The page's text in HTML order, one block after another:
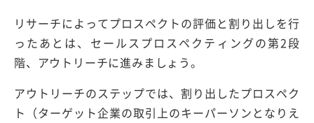
リサーチによってプロスペクトの評価と割り出しを行
ったあとは、セールスプロスペクティングの第2段
階、アウトリーチに進みましょう。
アウトリーチのステップでは、割り出したプロスペク
ト（ターゲット企業の取引上のキーパーソンとなりえ